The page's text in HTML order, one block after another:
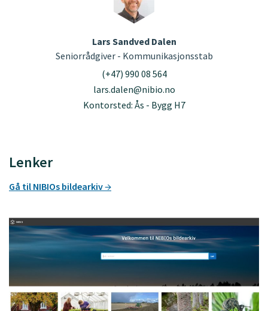
Lars Sandved Dalen
Seniorrådgiver - Kommunikasjonsstab
(+47) 990 08 564
lars.dalen@nibio.no
Kontorsted: Ås - Bygg H7
Lenker
Gå til NIBIOs bildearkiv